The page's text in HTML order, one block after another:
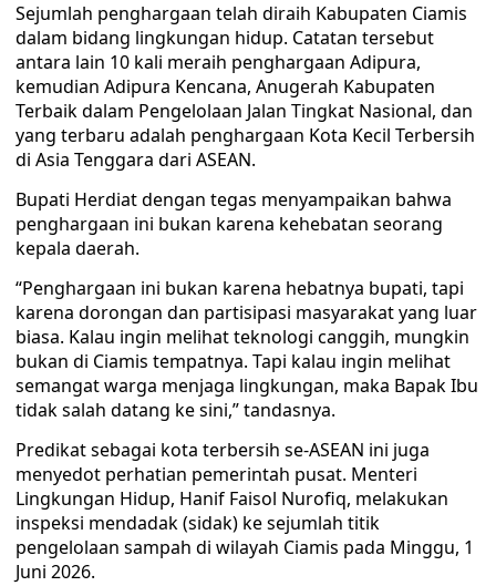
Sejumlah penghargaan telah diraih Kabupaten Ciamis
dalam bidang lingkungan hidup. Catatan tersebut
antara lain 10 kali meraih penghargaan Adipura,
kemudian Adipura Kencana, Anugerah Kabupaten
Terbaik dalam Pengelolaan Jalan Tingkat Nasional, dan
yang terbaru adalah penghargaan Kota Kecil Terbersih
di Asia Tenggara dari ASEAN.
Bupati Herdiat dengan tegas menyampaikan bahwa
penghargaan ini bukan karena kehebatan seorang
kepala daerah.
“Penghargaan ini bukan karena hebatnya bupati, tapi
karena dorongan dan partisipasi masyarakat yang luar
biasa. Kalau ingin melihat teknologi canggih, mungkin
bukan di Ciamis tempatnya. Tapi kalau ingin melihat
semangat warga menjaga lingkungan, maka Bapak Ibu
tidak salah datang ke sini,” tandasnya.
Predikat sebagai kota terbersih se-ASEAN ini juga
menyedot perhatian pemerintah pusat. Menteri
Lingkungan Hidup, Hanif Faisol Nurofiq, melakukan
inspeksi mendadak (sidak) ke sejumlah titik
pengelolaan sampah di wilayah Ciamis pada Minggu, 1
Juni 2026.